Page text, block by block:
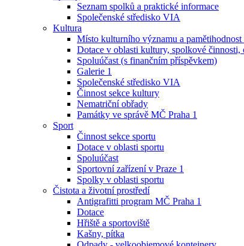
Seznam spolků a praktické informace
Společenské středisko VIA
Kultura
Místo kulturního významu a pamětihodnost
Dotace v oblasti kultury, spolkové
Spoluúčast (s finančním příspěvkem)
Galerie 1
Společenské středisko VIA
Činnost sekce kultury
Nematriční obřady
Památky ve správě MČ Praha 1
Sport
Činnost sekce sportu
Dotace v oblasti sportu
Spoluúčast
Sportovní zařízení v Praze 1
Spolky v oblasti sportu
Čistota a životní prostředí
Antigrafitti program MČ Praha 1
Dotace
Hřiště a sportoviště
Kašny, pítka